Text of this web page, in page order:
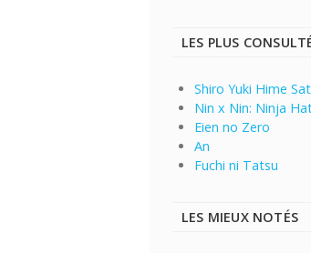
LES PLUS
Shiro Yuki Hime
Nin x Nin: Ninja
Eien no Zero
An
Fuchi ni Tatsu
LES MIEUX NOTÉS